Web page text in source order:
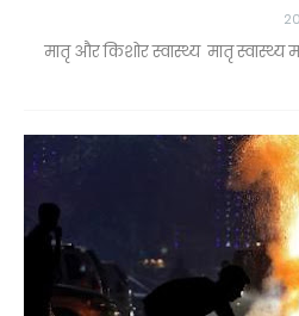
मातृ और किशोर स्वास्थ्य मातृ स्वास्थ्य